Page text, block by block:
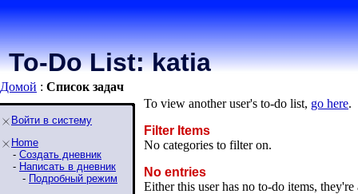
To-Do List: katia
Домой : Список задaч
Войти в систему
Home
- Создать дневник
- Написать в дневник
- Подробный режим
To view another user's to-do list, go here.
Filter Items
No categories to filter on.
No entries
Either this user has no to-do items,